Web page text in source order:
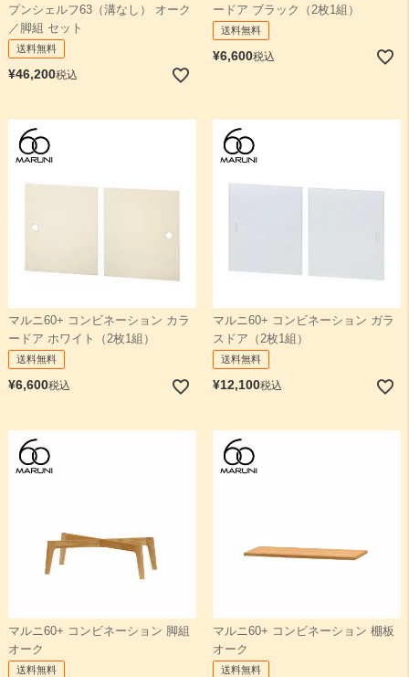
プンシェルフ63（溝なし） オーク
／脚組 セット
送料無料
¥46,200税込
ードア ブラック（2枚1組）
送料無料
¥6,600税込
マルニ60+ コンビネーション カラ
ードア ホワイト（2枚1組）
送料無料
¥6,600税込
マルニ60+ コンビネーション ガラ
スドア（2枚1組）
送料無料
¥12,100税込
マルニ60+ コンビネーション 脚組
オーク
送料無料
マルニ60+ コンビネーション 棚板
オーク
送料無料